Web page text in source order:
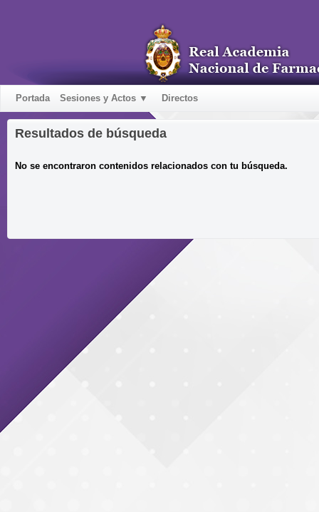
Portada Sesiones y Actos ▼ Directos
Resultados de búsqueda
No se encontraron contenidos relacionados con tu búsqueda.